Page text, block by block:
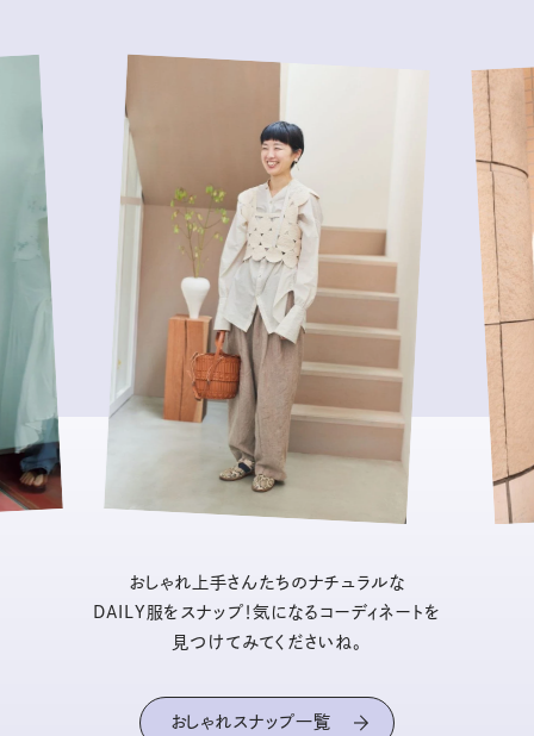
おしゃれ上手さんたちのナチュラルな
DAILY服をスナップ！気になるコーディネートを
見つけてみてくださいね。
おしゃれスナップ一覧